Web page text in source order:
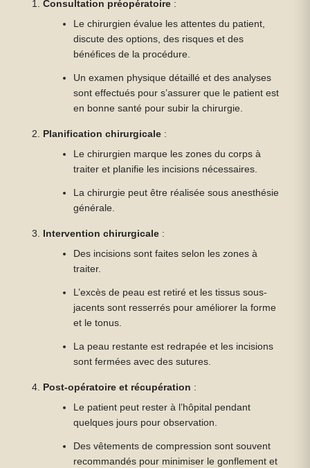
Consultation préopératoire :
Le chirurgien évalue les attentes du patient,
discute des options, des risques et des
bénéfices de la procédure.
Un examen physique détaillé et des analyses
sont effectués pour s’assurer que le patient est
en bonne santé pour subir la chirurgie.
Planification chirurgicale :
Le chirurgien marque les zones du corps à
traiter et planifie les incisions nécessaires.
La chirurgie peut être réalisée sous anesthésie
générale.
Intervention chirurgicale :
Des incisions sont faites selon les zones à
traiter.
L’excès de peau est retiré et les tissus sous-
jacents sont resserrés pour améliorer la forme
et le tonus.
La peau restante est redrapée et les incisions
sont fermées avec des sutures.
Post-opératoire et récupération :
Le patient peut rester à l’hôpital pendant
quelques jours pour observation.
Des vêtements de compression sont souvent
recommandés pour minimiser le gonflement et